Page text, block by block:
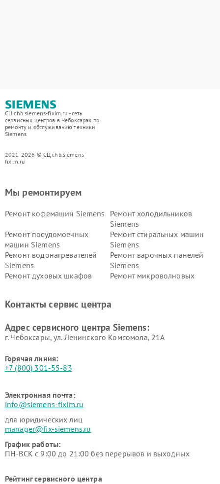
СЦ chb.siemens-fixim.ru - сеть
сервисных центров в Чебоксарах по
ремонту и обслуживанию техники
Siemens
2021-2026 © СЦ chb.siemens-
fixim.ru
Мы ремонтируем
Ремонт кофемашин Siemens
Ремонт холодильников
Siemens
Ремонт посудомоечных
машин Siemens
Ремонт стиральных машин
Siemens
Ремонт водонагревателей
Siemens
Ремонт варочных панелей
Siemens
Ремонт духовых шкафов
Ремонт микроволновых
Siemens
Siemens
Siemens
Siemens
Контакты сервис центра
Адрес сервисного центра Siemens:
г. Чебоксары, ул. Ленинского Комсомола, 21А
Горячая линия:
+7 (800) 301-55-83
Электронная почта:
info@siemens-fixim.ru
для юридических лиц
manager@fix-siemens.ru
График работы:
ПН-ВСК с 9:00 до 21:00 без перерывов и выходных
Рейтинг сервисного центра